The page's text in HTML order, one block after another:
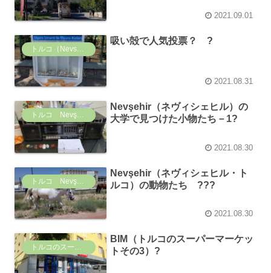
2021.09.01
トルコ（Nevsehir ）の風景
吸い殻で人気投票？ ?
2021.08.31
トルコ Nevşehir（ネヴィシェヒル）の日常
Nevşehir（ネヴィシェヒル）の
大学で見つけた小物たち－1?
2021.08.30
トルコ Nevşehir（ネヴィシェヒル）の日常
Nevşehir（ネヴィシェヒル・ト
ルコ）の動物たち ???
2021.08.30
トルコのスーパーマーケット事情
BIM（トルコのスーパーマーケッ
トその3）?